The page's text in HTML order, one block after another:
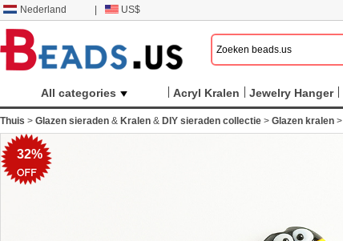
Nederland US$
All categories Acryl Kralen Jewelry Hanger
Thuis > Glazen sieraden & Kralen & DIY sieraden collectie > Glazen kralen >
32%